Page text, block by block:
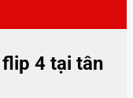
4 tại tân